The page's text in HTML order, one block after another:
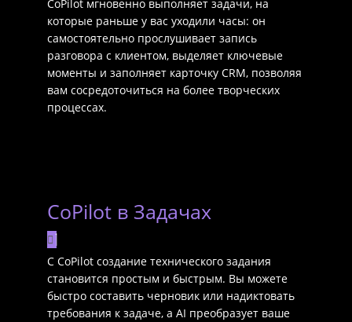
CoPilot мгновенно выполняет задачи, на
которые раньше у вас уходили часы: он
самостоятельно прослушивает запись
разговора с клиентом, выделяет ключевые
моменты и заполняет карточку CRM, позволяя
вам сосредоточиться на более творческих
процессах.
CoPilot в Задачах
С CoPilot создание технического задания
становится простым и быстрым. Вы можете
быстро составить черновик или надиктовать
требования к задаче, а AI преобразует ваше